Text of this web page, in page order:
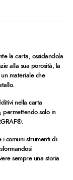
la carta, ossidandola
alla sua porosità, la
materiale che
nella carta
permettendo solo in
i comuni strumenti di
sempre una storia